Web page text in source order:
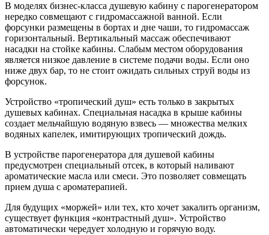
В моделях бизнес-класса душевую кабину с парогенератором
нередко совмещают с гидромассажной ванной. Если
форсунки размещены в бортах и дне чаши, то гидромассаж
горизонтальный. Вертикальный массаж обеспечивают
насадки на стойке кабины. Слабым местом оборудования
является низкое давление в системе подачи воды. Если оно
ниже двух бар, то не стоит ожидать сильных струй воды из
форсунок.
Устройство «тропический душ» есть только в закрытых
душевых кабинах. Специальная насадка в крыше кабины
создает мельчайшую водяную взвесь — множества мелких
водяных капелек, имитирующих тропический дождь.
В устройстве парогенератора для душевой кабины
предусмотрен специальный отсек, в который наливают
ароматические масла или смеси. Это позволяет совмещать
прием душа с ароматерапией.
Для будущих «моржей» или тех, кто хочет закалить организм,
существует функция «контрастный душ». Устройство
автоматически чередует холодную и горячую воду.